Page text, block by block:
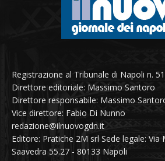
Registrazione al Tribunale di Napoli n.
Direttore editoriale: Massimo Santoro
Direttore responsabile: Massimo
Vice direttore: Fabio Di Nunno
redazione@ilnuovogdn.it
Editore: Pratiche 2M srl Sede legale: Via
Saavedra 55.27 - 80133 Napoli